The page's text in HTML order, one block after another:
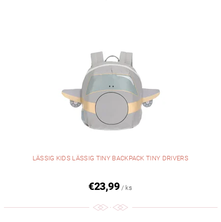
LÄSSIG KIDS LÄSSIG TINY BACKPACK TINY DRIVERS
€23,99 / ks